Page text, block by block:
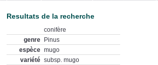
Resultats de la recherche
conifère
genre
Pinus
espèce mugo
variété subsp. mugo